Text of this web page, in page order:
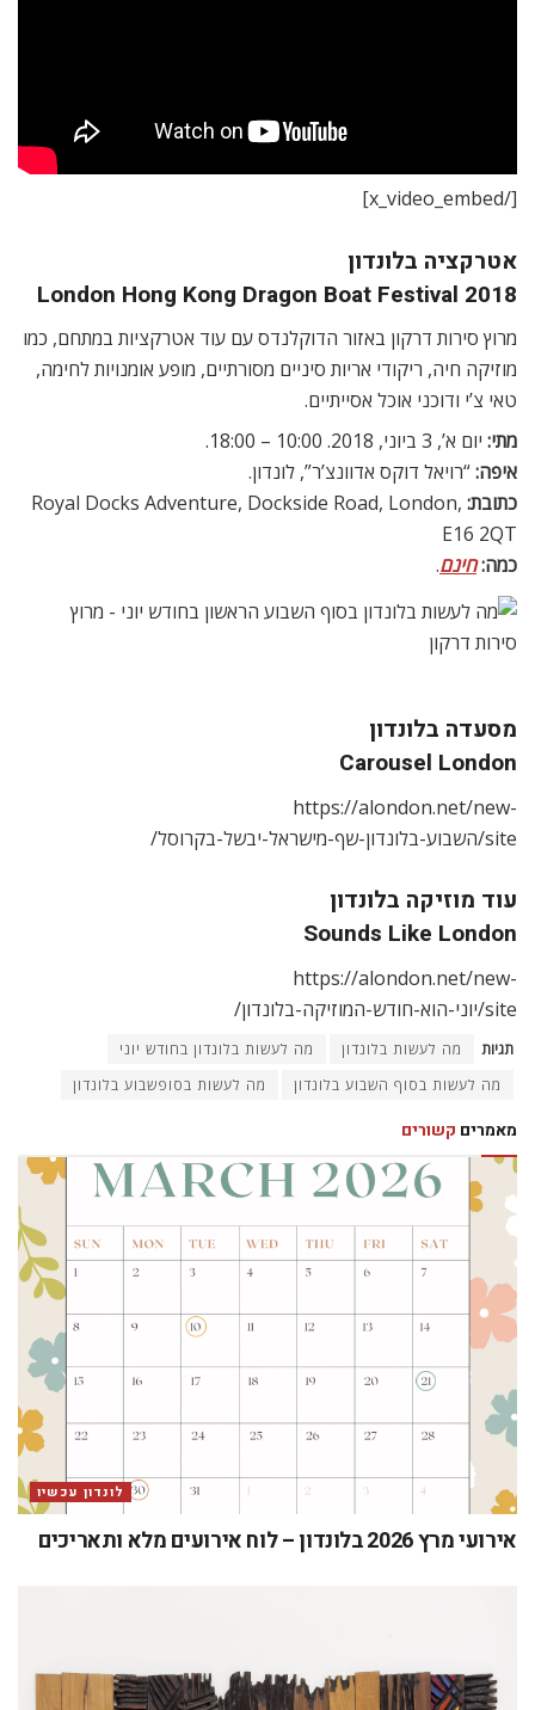
[/x_video_embed]
אטרקציה בלונדון
London Hong Kong Dragon Boat Festival 2018
מרוץ סירות דרקון באזור הדוקלנדס עם עוד אטרקציות במתחם, כמו
מוזיקה חיה, ריקודי אריות סיניים מסורתיים, מופע אומנויות לחימה,
טאי צ’י ודוכני אוכל אסייתיים.
מתי: יום א’, 3 ביוני, 2018. 10:00 – 18:00.
איפה:“רויאל דוקס אדוונצ’ר”, לונדון.
כתובת: Royal Docks Adventure, Dockside Road, London,
E16 2QT
כמה:חינם.
מסעדה בלונדון
Carousel London
https://alondon.net/new-
site/השבוע-בלונדון-שף-מישראל-יבשל-בקרוסל/
עוד מוזיקה בלונדון
Sounds Like London
https://alondon.net/new-
site/יוני-הוא-חודש-המוזיקה-בלונדון/
תגיות מה לעשות בלונדון
מה לעשות בלונדון בחודש יוני
מה לעשות בסוף השבוע בלונדון
מה לעשות בסופשבוע בלונדון
מאמרים קשורים
לונדון עכשיו
אירועי מרץ 2026 בלונדון – לוח אירועים מלא ותאריכים